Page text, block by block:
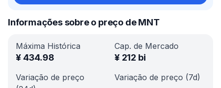
Informações sobre o preço de MNT
Máxima Histórica
¥434.98
Cap. de Mercado
¥ 212 bi
Variação de preço
Variação de preço (7d)